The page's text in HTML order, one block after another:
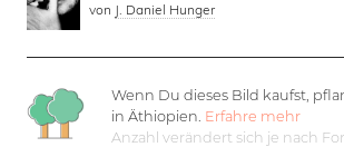
von J. Daniel Hunger
Wenn Du dieses Bild kaufst,
in Äthiopien. Erfahre mehr
Anzahl verändert sich je nach